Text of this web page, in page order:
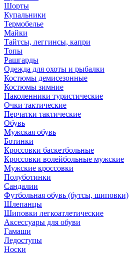
Шорты
Купальники
Термобелье
Майки
Тайтсы, леггинсы, капри
Топы
Рашгарды
Одежда для охоты и рыбалки
Костюмы демисезонные
Костюмы зимние
Наколенники туристические
Очки тактические
Перчатки тактические
Обувь
Мужская обувь
Ботинки
Кроссовки баскетбольные
Кроссовки волейбольные мужские
Мужские кроссовки
Полуботинки
Сандалии
Футбольная обувь (бутсы, шиповки)
Шлепанцы
Шиповки легкоатлетические
Аксессуары для обуви
Гамаши
Ледоступы
Носки